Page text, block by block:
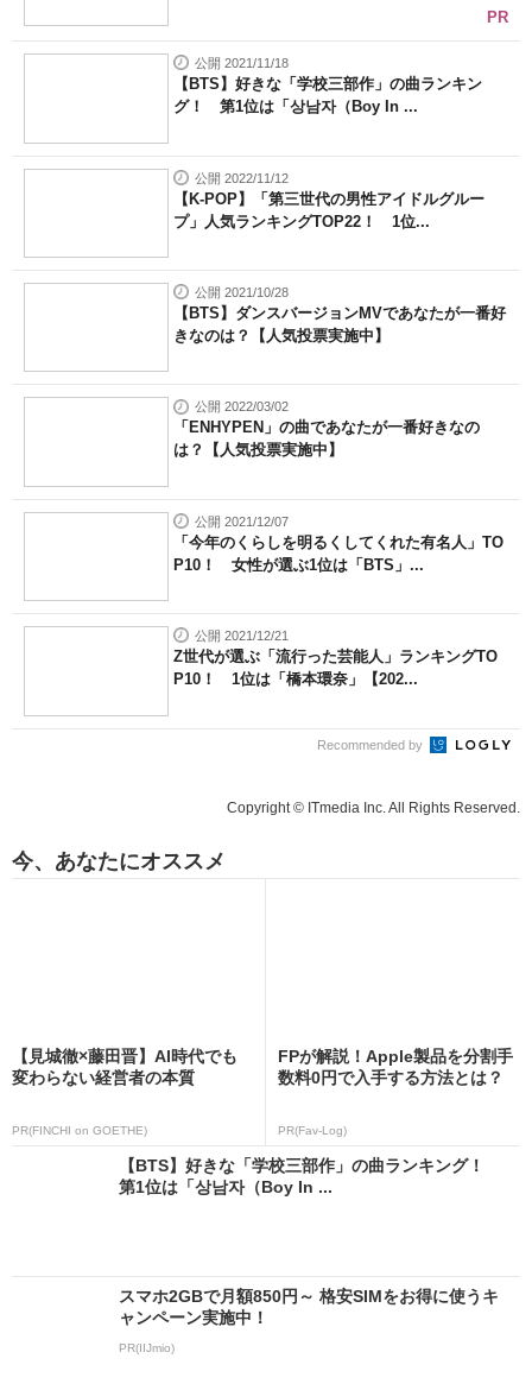
PR
公開 2021/11/18
【BTS】好きな「学校三部作」の曲ランキン
グ！ 第1位は「상남자（Boy In ...
公開 2022/11/12
【K-POP】「第三世代の男性アイドルグルー
プ」人気ランキングTOP22！ 1位...
公開 2021/10/28
【BTS】ダンスバージョンMVであなたが一番好
きなのは？【人気投票実施中】
公開 2022/03/02
「ENHYPEN」の曲であなたが一番好きなの
は？【人気投票実施中】
公開 2021/12/07
「今年のくらしを明るくしてくれた有名人」TO
P10！ 女性が選ぶ1位は「BTS」...
公開 2021/12/21
Z世代が選ぶ「流行った芸能人」ランキングTO
P10！ 1位は「橋本環奈」【202...
Recommended by
Copyright © ITmedia Inc. All Rights Reserved.
今、あなたにオススメ
【見城徹×藤田晋】AI時代でも
変わらない経営者の本質
PR(FINCHI on GOETHE)
FPが解説！Apple製品を分割手
数料0円で入手する方法とは？
PR(Fav-Log)
【BTS】好きな「学校三部作」の曲ランキング！
第1位は「상남자（Boy In ...
スマホ2GBで月額850円～ 格安SIMをお得に使うキ
ャンペーン実施中！
PR(IIJmio)